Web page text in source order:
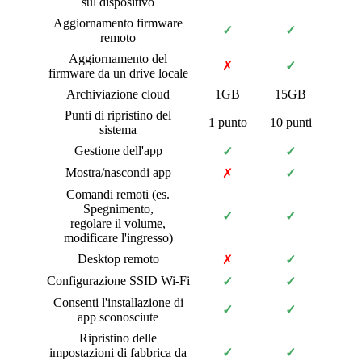
Aggiornamento firmware
remoto
✓ ✓
Aggiornamento del
firmware da un drive locale
✗ ✓
Archiviazione cloud 1GB
15GB
Punti di ripristino del
sistema
1 punto 10 punti
Gestione dell'app ✓
✓
Mostra/nascondi app
✗
✓
Comandi remoti (es.
Spegnimento,
regolare il volume,
modificare l'ingresso)
✓ ✓
Desktop remoto ✗
✓
Configurazione SSID Wi-Fi
✓
✓
Consenti l'installazione di
app sconosciute
✓ ✓
Ripristino delle
impostazioni di fabbrica da
✓ ✓